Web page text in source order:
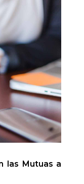
las Mutuas a